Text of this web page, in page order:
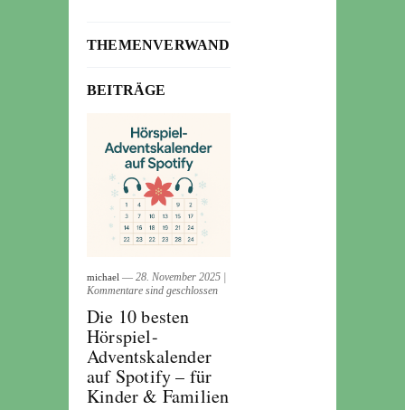
THEMENVERWANDTE
BEITRÄGE
michael ― 28. November 2025
Kommentare sind geschlossen
Die 10 besten
Hörspiel-
Adventskalender
auf Spotify – für
Kinder & Familien